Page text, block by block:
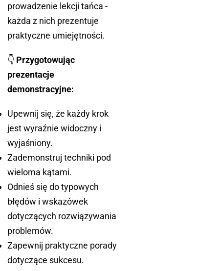
prowadzenie lekcji tańca -
każda z nich prezentuje
praktyczne umiejętności.
👇 Przygotowując
prezentacje
demonstracyjne:
Upewnij się, że każdy krok
jest wyraźnie widoczny i
wyjaśniony.
Zademonstruj techniki pod
wieloma kątami.
Odnieś się do typowych
błędów i wskazówek
dotyczących rozwiązywania
problemów.
Zapewnij praktyczne porady
dotyczące sukcesu.